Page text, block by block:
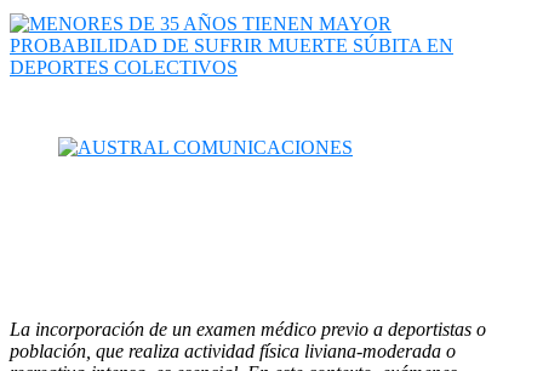
La incorporación de un examen médico previo a deportistas o
población, que realiza actividad física liviana-moderada o